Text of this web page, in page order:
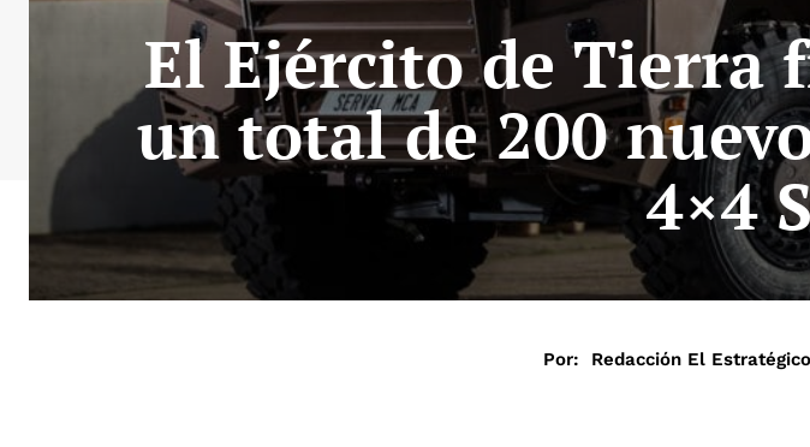
El Ejército de Tierra
un total de 200
4×4
Por: Redacción El Estratégico